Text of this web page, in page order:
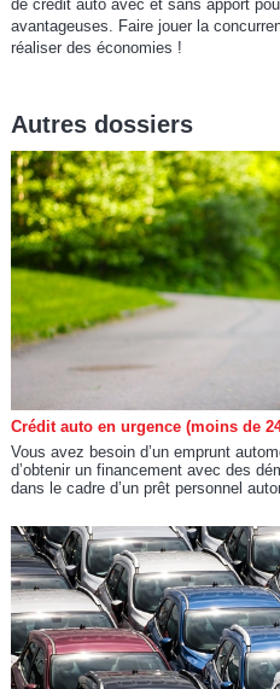
de crédit auto avec et sans apport
avantageuses. Faire jouer la
réaliser des économies !
Autres dossiers
Crédit auto en urgence (moins de
Vous avez besoin d’un emprunt
d’obtenir un financement avec des
dans le cadre d’un prêt personnel